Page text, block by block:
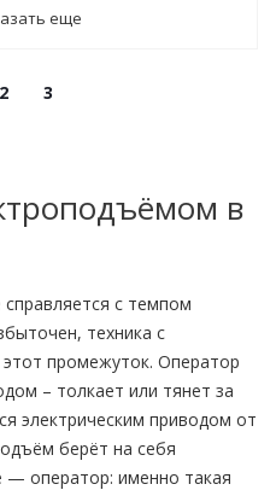
еще
2 3
в
с темпом
техника с
промежуток. Оператор
– толкает или тянет за
электрическим приводом от
берёт на себя
— оператор: именно такая